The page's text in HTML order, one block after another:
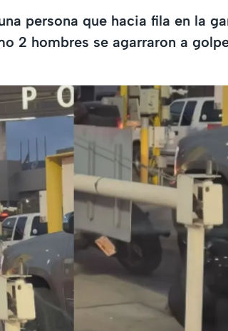
persona que hacia fila en la
2 hombres se agarraron a